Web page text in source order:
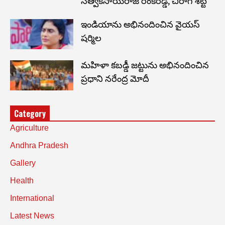
ఇండియాను అభినందించిన వైయస్
షర్మిల
మహిళా కబడ్డీ జట్టును అభినందించిన
ప్రధాని నరేంద్ర మోదీ
Category
Agriculture
Andhra Pradesh
Gallery
Health
International
Latest News